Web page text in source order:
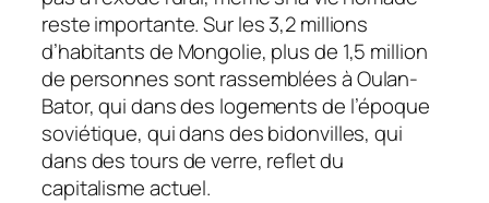
reste importante. Sur les 3,2 millions
d’habitants de Mongolie, plus de 1,5 million
de personnes sont rassemblées à Oulan-
Bator, qui dans des logements de l’époque
soviétique, qui dans des bidonvilles, qui
dans des tours de verre, reflet du
capitalisme actuel.